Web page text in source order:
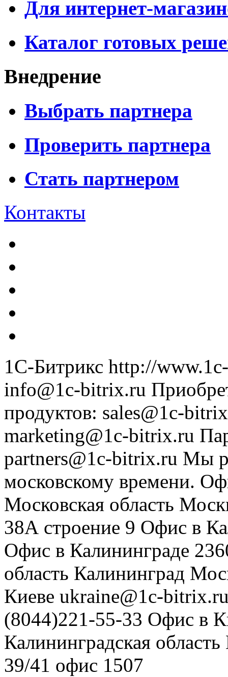
Для интернет-
Каталог готовых
Внедрение
Выбрать партнера
Проверить партнера
Стать партнером
Контакты
1С-Битрикс http://
info@1c-bitrix.ru
продуктов: sales@1c-
marketing@1c-bitrix.ru
partners@1c-bitrix.ru Мы
московскому времени.
Московская область
38А строение 9 Офис в
Офис в Калининграде
область Калининград
Киеве ukraine@1c-
(8044)221-55-33 Офис в
Калининградская область
39/41 офис 1507